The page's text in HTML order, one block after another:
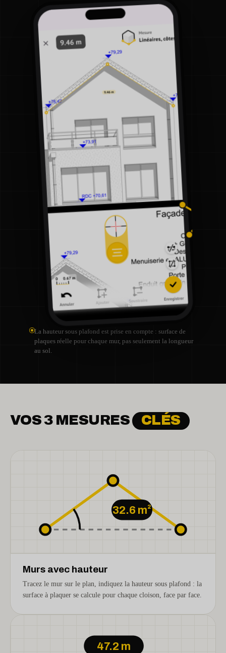
La hauteur sous plafond est prise en compte : surface de
plaques réelle pour chaque mur, pas seulement la longueur
au sol.
VOS 3 MESURES CLÉS
32.6 m²
Murs avec hauteur
Tracez le mur sur le plan, indiquez la hauteur sous plafond : la
surface à plaquer se calcule pour chaque cloison, face par face.
47.2 m